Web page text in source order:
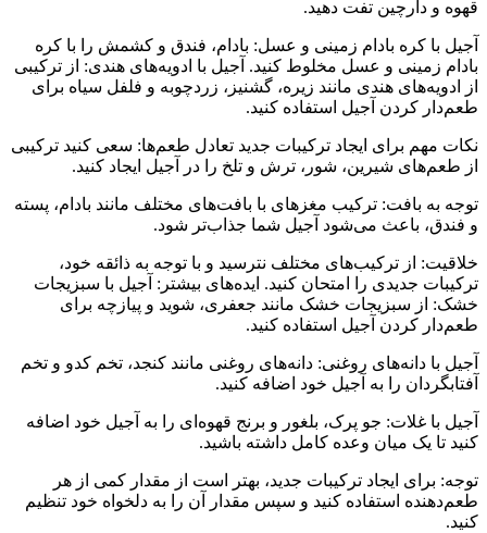
قهوه و دارچین تفت دهید.
آجیل با کره بادام زمینی و عسل: بادام، فندق و کشمش را با کره
بادام زمینی و عسل مخلوط کنید. آجیل با ادویه‌های هندی: از ترکیبی
از ادویه‌های هندی مانند زیره، گشنیز، زردچوبه و فلفل سیاه برای
طعم‌دار کردن آجیل استفاده کنید.
نکات مهم برای ایجاد ترکیبات جدید تعادل طعم‌ها: سعی کنید ترکیبی
از طعم‌های شیرین، شور، ترش و تلخ را در آجیل ایجاد کنید.
توجه به بافت: ترکیب مغزهای با بافت‌های مختلف مانند بادام، پسته
و فندق، باعث می‌شود آجیل شما جذاب‌تر شود.
خلاقیت: از ترکیب‌های مختلف نترسید و با توجه به ذائقه خود،
ترکیبات جدیدی را امتحان کنید. ایده‌های بیشتر: آجیل با سبزیجات
خشک: از سبزیجات خشک مانند جعفری، شوید و پیازچه برای
طعم‌دار کردن آجیل استفاده کنید.
آجیل با دانه‌های روغنی: دانه‌های روغنی مانند کنجد، تخم کدو و تخم
آفتابگردان را به آجیل خود اضافه کنید.
آجیل با غلات: جو پرک، بلغور و برنج قهوه‌ای را به آجیل خود اضافه
کنید تا یک میان وعده کامل داشته باشید.
توجه: برای ایجاد ترکیبات جدید، بهتر است از مقدار کمی از هر
طعم‌دهنده استفاده کنید و سپس مقدار آن را به دلخواه خود تنظیم
کنید.